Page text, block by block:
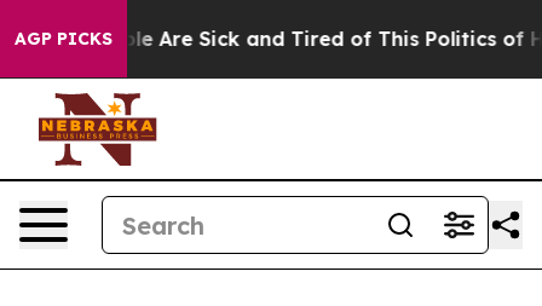
AGP PICKS
“People Are Sick and Tired of This Politics of